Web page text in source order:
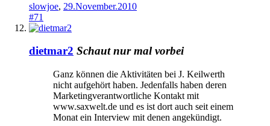
slowjoe, 29.November.2010
#71
dietmar2 Schaut nur mal vorbei
Ganz können die Aktivitäten bei J. Keilwerth
nicht aufgehört haben. Jedenfalls haben deren
Marketingverantwortliche Kontakt mit
www.saxwelt.de und es ist dort auch seit einem
Monat ein Interview mit denen angekündigt.